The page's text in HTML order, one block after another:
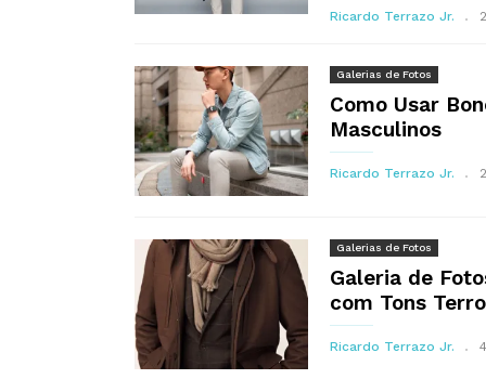
Ricardo Terrazo Jr.
Galerias de Fotos
Como Usar
Masculinos
Ricardo Terrazo Jr.
Galerias de Fotos
Galeria de
com Tons
Ricardo Terrazo Jr.